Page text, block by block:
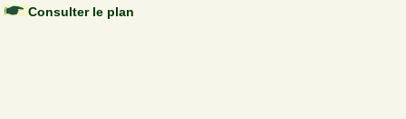
Consulter le plan